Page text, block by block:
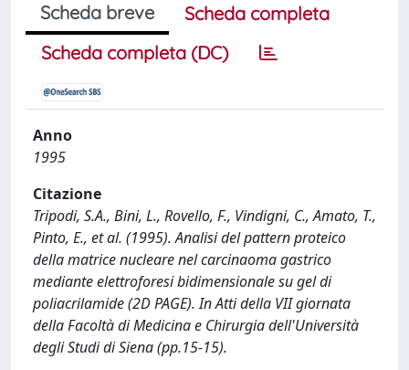
Scheda breve
Scheda completa
Scheda completa (DC)
Anno
1995
Citazione
Tripodi, S.A., Bini, L., Rovello, F., Vindigni, C., Amato, T.,
Pinto, E., et al. (1995). Analisi del pattern proteico
della matrice nucleare nel carcinaoma gastrico
mediante elettroforesi bidimensionale su gel di
poliacrilamide (2D PAGE). In Atti della VII giornata
della Facoltà di Medicina e Chirurgia dell'Università
degli Studi di Siena (pp.15-15).